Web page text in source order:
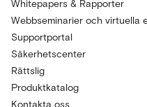
Whitepapers & Rapporter
Webbseminarier och virtuella
Supportportal
Säkerhetscenter
Rättslig
Produktkatalog